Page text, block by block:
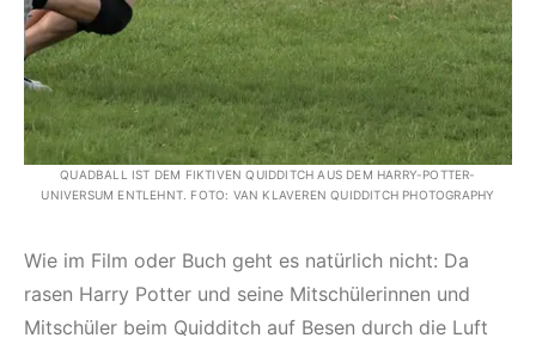
QUADBALL IST DEM FIKTIVEN QUIDDITCH AUS DEM HARRY-POTTER-
UNIVERSUM ENTLEHNT. FOTO: VAN KLAVEREN QUIDDITCH PHOTOGRAPHY
Wie im Film oder Buch geht es natürlich nicht: Da
rasen Harry Potter und seine Mitschülerinnen und
Mitschüler beim Quidditch auf Besen durch die Luft